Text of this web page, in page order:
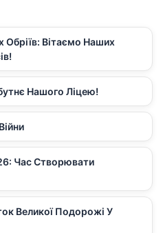
Обріїв: Вітаємо Наших
Нашого Ліцею!
Час Створювати
Великої Подорожі У